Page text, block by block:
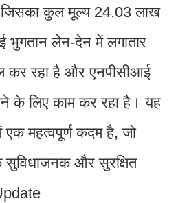
कुल मूल्य 24.03 लाख
लेन-देन में लगातार
कर रहा है और एनपीसीआई
के लिए काम कर रहा है। यह
एक महत्वपूर्ण कदम है, जो
और सुरक्षित